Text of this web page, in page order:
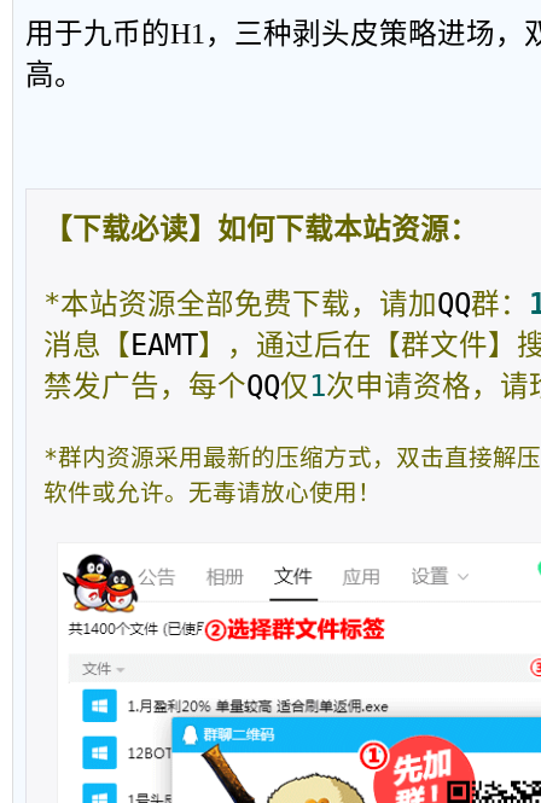
用于九币的H1，三种剥头皮策略进场，
高。
【下载必读】如何下载本站资源：
*本站资源全部免费下载，请加QQ群：
消息【EAMT】，通过后在【群文件】
禁发广告，每个QQ仅1次申请资格，请
*群内资源采用最新的压缩方式，双击直接解
软件或允许。无毒请放心使用！